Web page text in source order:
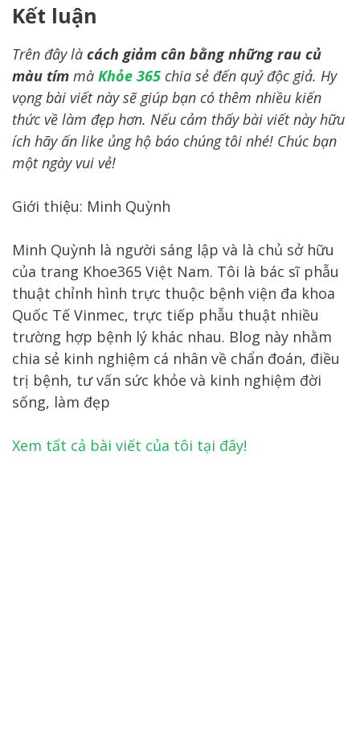
Kết luận
Trên đây là cách giảm cân bằng những rau củ
màu tím mà Khỏe 365 chia sẻ đến quý độc giả. Hy
vọng bài viết này sẽ giúp bạn có thêm nhiều kiến
thức về làm đẹp hơn. Nếu cảm thấy bài viết này hữu
ích hãy ấn like ủng hộ báo chúng tôi nhé! Chúc bạn
một ngày vui vẻ!
Giới thiệu: Minh Quỳnh
Minh Quỳnh là người sáng lập và là chủ sở hữu
của trang Khoe365 Việt Nam. Tôi là bác sĩ phẫu
thuật chỉnh hình trực thuộc bệnh viện đa khoa
Quốc Tế Vinmec, trực tiếp phẫu thuật nhiều
trường hợp bệnh lý khác nhau. Blog này nhằm
chia sẻ kinh nghiệm cá nhân về chẩn đoán, điều
trị bệnh, tư vấn sức khỏe và kinh nghiệm đời
sống, làm đẹp
Xem tất cả bài viết của tôi tại đây!